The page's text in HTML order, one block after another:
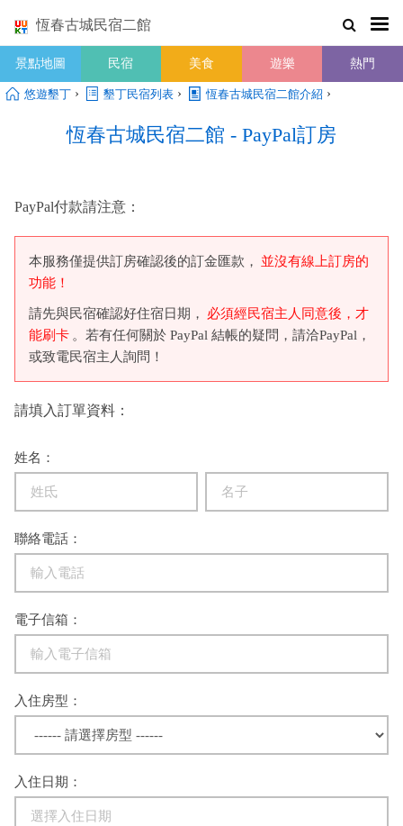
恆春古城民宿二館
景點地圖 民宿 美食 遊樂 熱門
悠遊墾丁 › 墾丁民宿列表 › 恆春古城民宿二館介紹 ›
恆春古城民宿二館 - PayPal訂房
PayPal付款請注意：
本服務僅提供訂房確認後的訂金匯款，
並沒有線上訂房的
功能！
請先與民宿確認好住宿日期，
必須經民宿主人同意後，才
能刷卡 。若有任何關於 PayPal 結帳的疑問，請洽PayPal，
或致電民宿主人詢問！
請填入訂單資料：
姓名：
聯絡電話：
電子信箱：
入住房型：
入住日期：